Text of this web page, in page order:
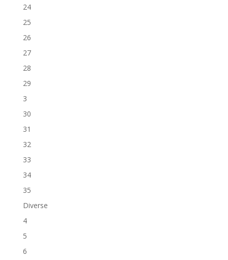
24
25
26
27
28
29
3
30
31
32
33
34
35
Diverse
4
5
6